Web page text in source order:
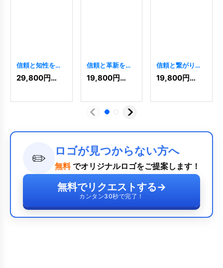
信頼と知性を象
徴する青いフク
ロウのロゴ
29,800円(税込)
信頼と革新を象
徴するiDロゴ
[8696 ]
19,800円(税込)
信頼と繋がりを
象徴する洗練さ
れたSSロゴ
19,800円(税込)
✏️ ロゴが見つからない方へ
無料 でオリジナルロゴをご提案します！
無料でリクエストする→
カンタン30秒で完了！